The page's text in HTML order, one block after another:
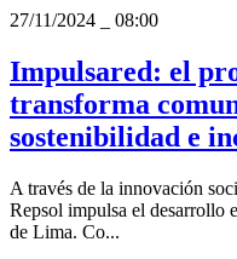
27/11/2024
08:00
Impulsared: el
transforma
sostenibilidad e
A través de la innovación
Repsol impulsa el desarrollo
de Lima. Co...